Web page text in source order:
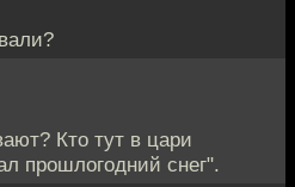
Кто тут в цари
прошлогодний снег".